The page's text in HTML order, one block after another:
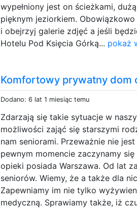
wypełniony jest on ścieżkami,
pięknym jeziorkiem.
i obejrzyj galerie zdjęć a jeśli
Hotelu Pod Księcia Górką... pokaż
Komfortowy prywatny dom
Dodano: 6 lat 1 miesiąc temu
Zdarzają się takie sytuacje w
możliwości zająć się starszymi
nam seniorami. Przeważnie nie
pewnym momencie zaczynamy
opieki posiada Warszawa. Od lat
seniorów. Wiemy, że a także dla
Zapewniamy im nie tylko
medyczną. Sprawiamy także, iż